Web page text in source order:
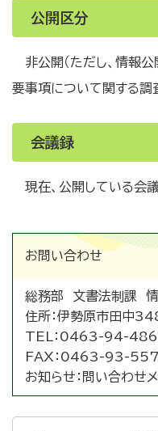
公開区分
非公開（ただし、情報
要事項について関する調
会議録
現在、公開している会
お問い合わせ
総務部 文書法制課
住所：伊勢原市田中
TEL： 0463-94-
FAX： 0463-93-
お知らせ： 問い合わせ